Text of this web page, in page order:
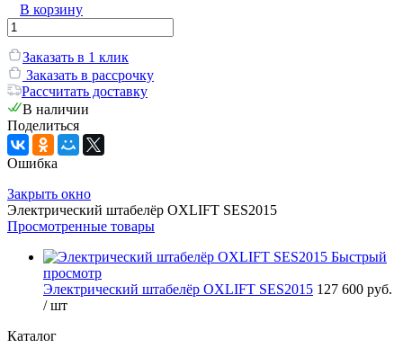
В корзину
Заказать в 1 клик
Заказать в рассрочку
Рассчитать доставку
В наличии
Поделиться
Ошибка
Закрыть окно
Электрический штабелёр OXLIFT SES2015
Просмотренные товары
Быстрый
просмотр
Электрический штабелёр OXLIFT SES2015 127 600 руб.
/ шт
Каталог